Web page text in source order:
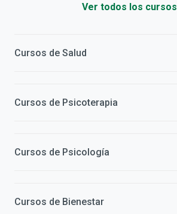
Ver todos los cursos
Cursos de Salud
Cursos de Psicoterapia
Cursos de Psicología
Cursos de Bienestar